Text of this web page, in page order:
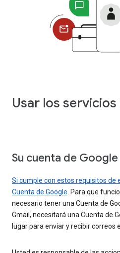
Usar los
Su cuenta de Google
Si cumple con estos requisitos de
Cuenta de Google. Para que
necesario tener una Cuenta de
Gmail, necesitará una Cuenta de
lugar para enviar y recibir correos